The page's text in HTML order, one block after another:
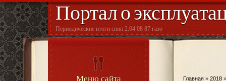
Портал о
Периодические итоги снип 2.04 08 87 газо
Меню сайта Главная » 2018 »